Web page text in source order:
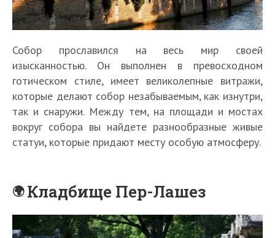
Собор прославился на весь мир своей
изысканностью. Он выполнен в превосходном
готическом стиле, имеет великолепные витражи,
которые делают собор незабываемым, как изнутри,
так и снаружи. Между тем, на площади и мостах
вокруг собора вы найдете разнообразные живые
статуи, которые придают месту особую атмосферу.
Кладбище Пер-Лашез